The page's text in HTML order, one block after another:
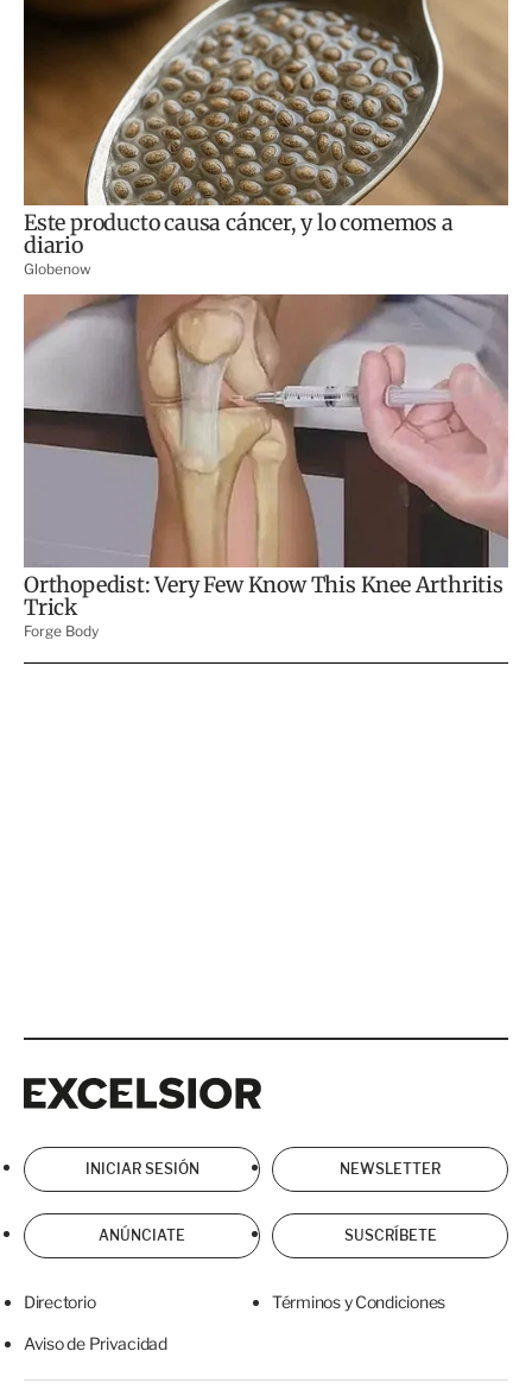
INICIAR SESIÓN NEWSLETTER
ANÚNCIATE SUSCRÍBETE
Directorio Términos y Condiciones
Aviso de Privacidad